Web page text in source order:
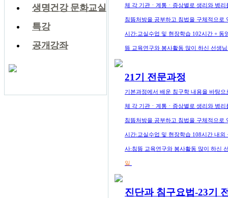
생명건강 문화교실
특강
공개강좌
체 각 기관ㆍ계통ㆍ증상별로 생리와 병
침뜸처방을 공부하고 침법을 구체적으로
시간:교실수업 및 현장학습 102시간 + 동
뜸 교육연구와 봉사활동 많이 하신 선생
21기 전문과정
기본과정에서 배운 침구학 내용을 바탕
체 각 기관ㆍ계통ㆍ증상별로 생리와 병
침뜸처방을 공부하고 침법을 구체적으로
시간:교실수업 및 현장학습 108시간 내
사:침뜸 교육연구와 봉사활동 많이 하신
일
진단과 침구요법-23기